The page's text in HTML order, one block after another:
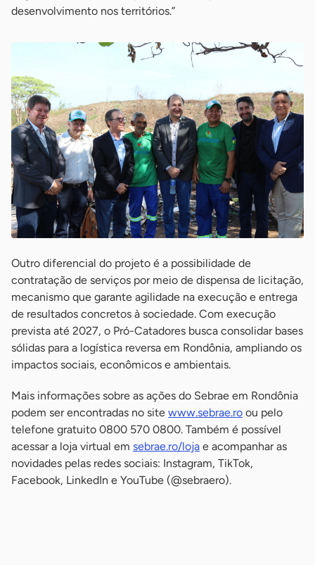
desenvolvimento nos territórios.”
Outro diferencial do projeto é a possibilidade de
contratação de serviços por meio de dispensa de licitação,
mecanismo que garante agilidade na execução e entrega
de resultados concretos à sociedade. Com execução
prevista até 2027, o Pró-Catadores busca consolidar bases
sólidas para a logística reversa em Rondônia, ampliando os
impactos sociais, econômicos e ambientais.
Mais informações sobre as ações do Sebrae em Rondônia
podem ser encontradas no site www.sebrae.ro ou pelo
telefone gratuito 0800 570 0800. Também é possível
acessar a loja virtual em sebrae.ro/loja e acompanhar as
novidades pelas redes sociais: Instagram, TikTok,
Facebook, LinkedIn e YouTube (@sebraero).